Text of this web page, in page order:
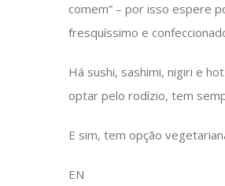
comem” – por isso espere
fresquíssimo e
Há sushi, sashimi, nigiri e
optar pelo rodízio, tem
E sim, tem opção
EN